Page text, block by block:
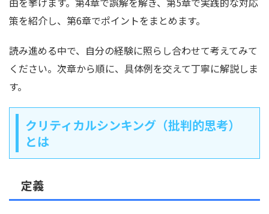
策を紹介し、第6章でポイントをまとめます。
読み進める中で、自分の経験に照らし合わせて考えてみて
ください。次章から順に、具体例を交えて丁寧に解説しま
す。
クリティカルシンキング（批判的思考）
とは
定義